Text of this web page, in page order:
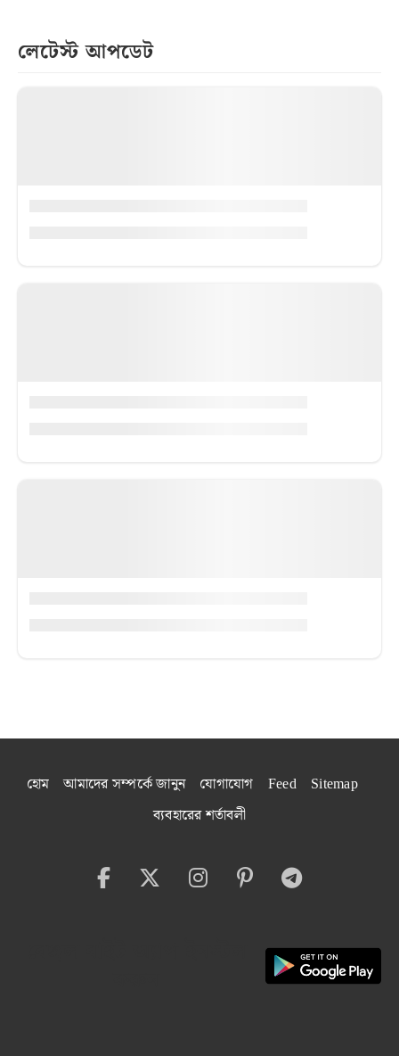
লেটেস্ট আপডেট
হোম আমাদের সম্পর্কে জানুন যোগাযোগ Feed
Sitemap
ব্যবহারের শর্তাবলী